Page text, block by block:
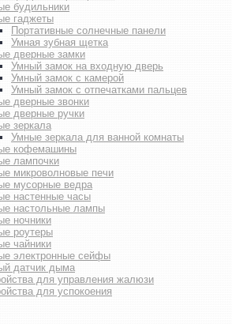
будильники
гаджеты
Портативные солнечные панели
Умная зубная щетка
дверные замки
Умный замок на входную дверь
Умный замок с камерой
Умный замок с отпечатками пальцев
дверные звонки
дверные ручки
зеркала
Умные зеркала для ванной комнаты
кофемашины
лампочки
микроволновые печи
мусорные ведра
настенные часы
настольные лампы
ночники
роутеры
чайники
электронные сейфы
датчик дыма
для управления жалюзи
для успокоения